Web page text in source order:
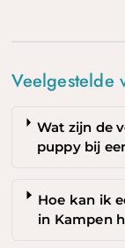
Veelgestelde
Wat zijn de
puppy bij
Hoe kan ik
in Kampen